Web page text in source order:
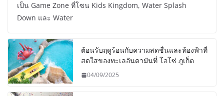
เป็น Game Zone ที่โซน Kids Kingdom, Water Splash
Down และ Water
ต้อนรับฤดูร้อนกับความสดชื่นและท้องฟ้าที่
สดใสของทะเลอันดามันที่ โอโซ่ ภูเก็ต
04/09/2025